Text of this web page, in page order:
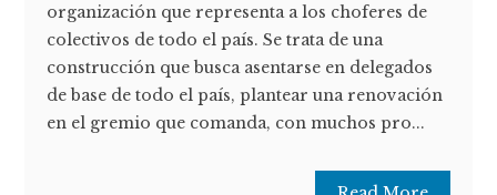
organización que representa a los choferes de
colectivos de todo el país. Se trata de una
construcción que busca asentarse en delegados
de base de todo el país, plantear una renovación
en el gremio que comanda, con muchos pro...